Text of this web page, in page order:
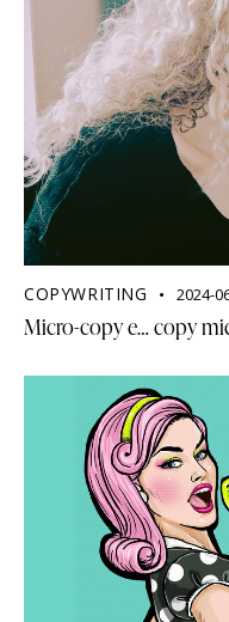
COPYWRITING 2024-
Micro-copy e… copy